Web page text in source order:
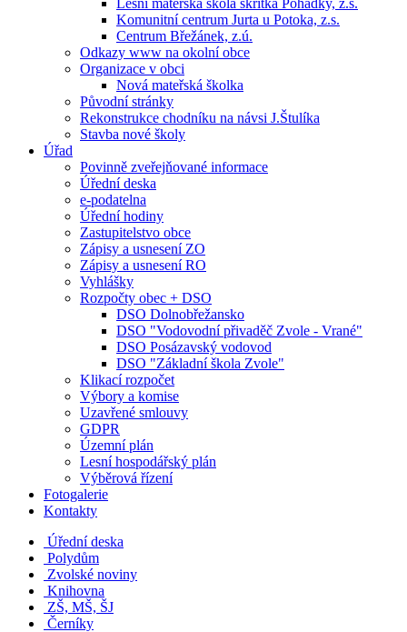
Lesní mateřská škola skřítka Pohádky, z.s.
Komunitní centrum Jurta u Potoka, z.s.
Centrum Břežánek, z.ú.
Odkazy www na okolní obce
Organizace v obci
Nová mateřská školka
Původní stránky
Rekonstrukce chodníku na návsi J.Štulíka
Stavba nové školy
Úřad
Povinně zveřejňované informace
Úřední deska
e-podatelna
Úřední hodiny
Zastupitelstvo obce
Zápisy a usnesení ZO
Zápisy a usnesení RO
Vyhlášky
Rozpočty obec + DSO
DSO Dolnobřežansko
DSO "Vodovodní přivaděč Zvole - Vrané"
DSO Posázavský vodovod
DSO "Základní škola Zvole"
Klikací rozpočet
Výbory a komise
Uzavřené smlouvy
GDPR
Územní plán
Lesní hospodářský plán
Výběrová řízení
Fotogalerie
Kontakty
Úřední deska
Polydům
Zvolské noviny
Knihovna
ZŠ, MŠ, ŠJ
Černíky